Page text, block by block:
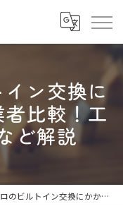
ン交換に
比較！工
ど解説
交換にかかる費用相場と業者比較！工事手順・選び方など解説